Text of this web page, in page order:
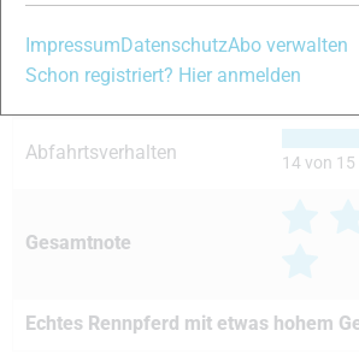
Handling
Kurvenverhalten
Abfahrtsverhalten 14 von 15
Gesamtnote
Echtes Rennpferd mit etwas hohem
Impressum DatenschutzAbo verwalten
Schon registriert? Hier anmelden